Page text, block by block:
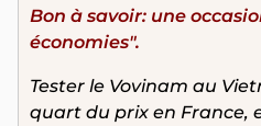
Bon à savoir: une
économies".
Tester le Vovinam au
quart du prix en France,